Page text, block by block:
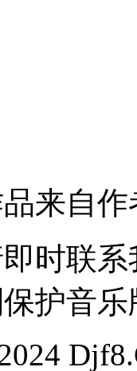
来自
时联
护音